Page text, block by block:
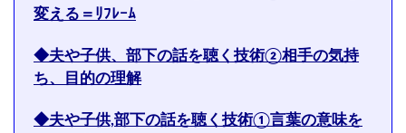
変える＝ﾘﾌﾚｰﾑ
◆夫や子供、部下の話を聴く技術②相手の気持
ち、目的の理解
◆夫や子供,部下の話を聴く技術①言葉の意味を